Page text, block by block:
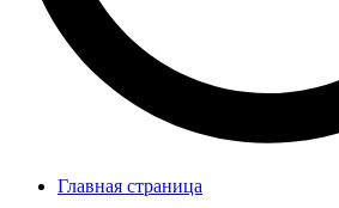
Главная страница